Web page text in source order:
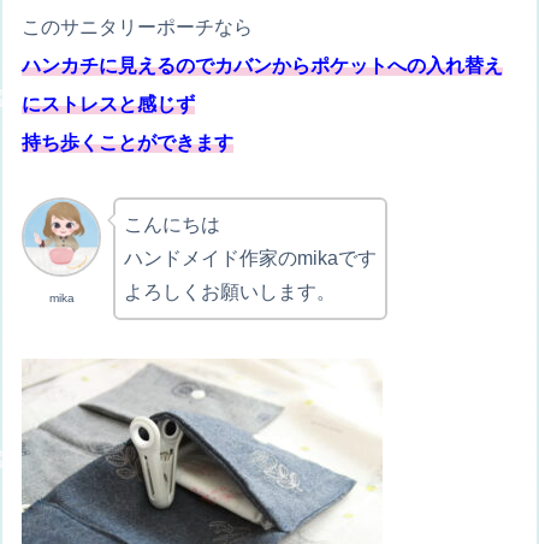
このサニタリーポーチなら
ハンカチに見えるのでカバンからポケットへの入れ替え
にストレスと感じず
持ち歩くことができます
mika
こんにちは
ハンドメイド作家のmikaです
よろしくお願いします。